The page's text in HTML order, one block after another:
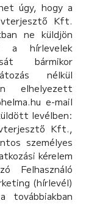
úgy, hogy a
Kft.
ne küldjön
a hírlevelek
bármikor
nélkül
elhelyezett
e-mail
levélben:
Kft.,
személyes
kérelem
Felhasználó
(hírlevél)
továbbiakban